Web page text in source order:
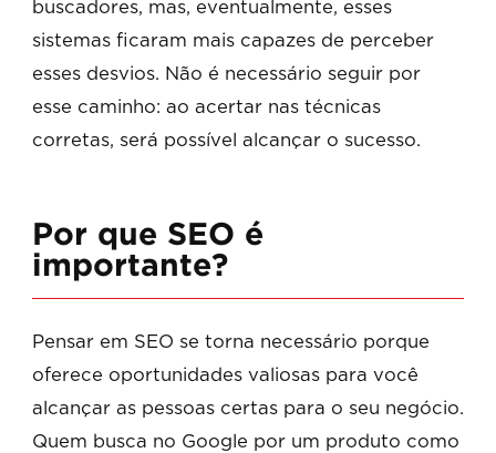
buscadores, mas, eventualmente, esses
sistemas ficaram mais capazes de perceber
esses desvios. Não é necessário seguir por
esse caminho: ao acertar nas técnicas
corretas, será possível alcançar o sucesso.
Por que SEO é
importante?
Pensar em SEO se torna necessário porque
oferece oportunidades valiosas para você
alcançar as pessoas certas para o seu negócio.
Quem busca no Google por um produto como